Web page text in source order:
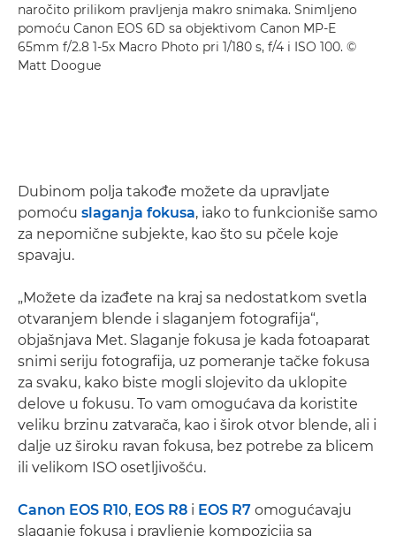
naročito prilikom pravljenja makro snimaka. Snimljeno
pomoću Canon EOS 6D sa objektivom Canon MP-E
65mm f/2.8 1-5x Macro Photo pri 1/180 s, f/4 i ISO 100. ©
Matt Doogue
Dubinom polja takođe možete da upravljate
pomoću slaganja fokusa, iako to funkcioniše samo
za nepomične subjekte, kao što su pčele koje
spavaju.
„Možete da izađete na kraj sa nedostatkom svetla
otvaranjem blende i slaganjem fotografija“,
objašnjava Met. Slaganje fokusa je kada fotoaparat
snimi seriju fotografija, uz pomeranje tačke fokusa
za svaku, kako biste mogli slojevito da uklopite
delove u fokusu. To vam omogućava da koristite
veliku brzinu zatvarača, kao i širok otvor blende, ali i
dalje uz široku ravan fokusa, bez potrebe za blicem
ili velikom ISO osetljivošću.
Canon EOS R10, EOS R8 i EOS R7 omogućavaju
slaganje fokusa i pravljenje kompozicija sa